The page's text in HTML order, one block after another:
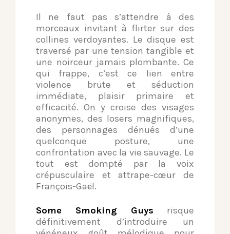
Il ne faut pas s’attendre à des
morceaux invitant à flirter sur des
collines verdoyantes. Le disque est
traversé par une tension tangible et
une noirceur jamais plombante. Ce
qui frappe, c’est ce lien entre
violence brute et séduction
immédiate, plaisir primaire et
efficacité. On y croise des visages
anonymes, des losers magnifiques,
des personnages dénués d’une
quelconque posture, une
confrontation avec la vie sauvage. Le
tout est dompté par la voix
crépusculaire et attrape-cœur de
François-Gaël.
Some Smoking Guys risque
définitivement d’introduire un